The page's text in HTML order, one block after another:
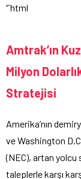
“`html
Amtrak’ın
Milyon
Stratejisi
Amerika’nın
ve Washington
(NEC), artan yolcu
taleplerle karşı